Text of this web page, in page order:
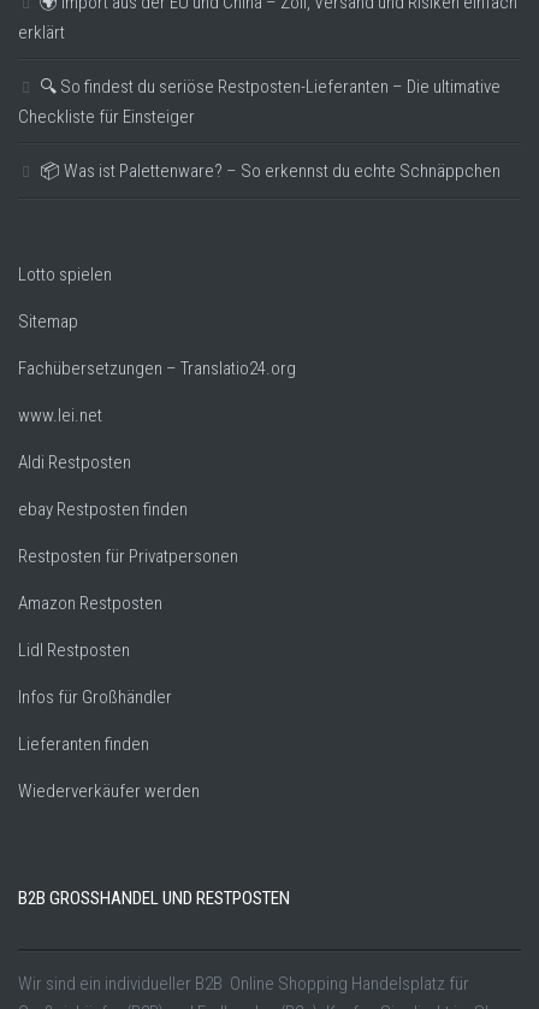
erklärt
🔍 So findest du seriöse Restposten-Lieferanten – Die ultimative
Checkliste für Einsteiger
📦 Was ist Palettenware? – So erkennst du echte Schnäppchen
Lotto spielen
Sitemap
Fachübersetzungen – Translatio24.org
www.lei.net
Aldi Restposten
ebay Restposten finden
Restposten für Privatpersonen
Amazon Restposten
Lidl Restposten
Infos für Großhändler
Lieferanten finden
Wiederverkäufer werden
B2B GROSSHANDEL UND RESTPOSTEN
Wir sind ein individueller B2B Online Shopping Handelsplatz für